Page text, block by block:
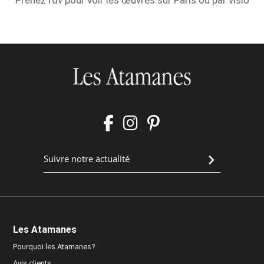
Les Atamanes
Pourquoi les Atamanes?